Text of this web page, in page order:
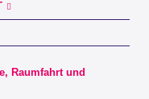
Raumfahrt und